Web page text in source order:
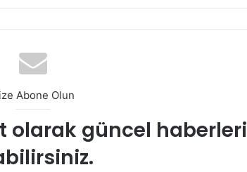
Abone Olun
olarak güncel haberleri